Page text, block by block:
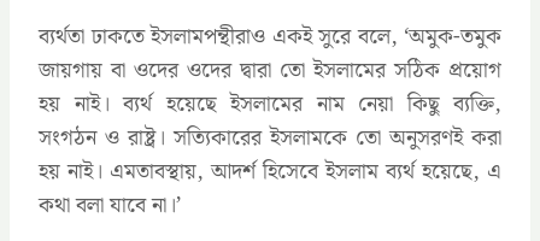
ব্যর্থতা ঢাকতে ইসলামপন্থীরাও একই সুরে বলে, ‘অমুক-তমুক
জায়গায় বা ওদের ওদের দ্বারা তো ইসলামের সঠিক প্রয়োগ
হয় নাই। ব্যর্থ হয়েছে ইসলামের নাম নেয়া কিছু ব্যক্তি,
সংগঠন ও রাষ্ট্র। সত্যিকারের ইসলামকে তো অনুসরণই করা
হয় নাই। এমতাবস্থায়, আদর্শ হিসেবে ইসলাম ব্যর্থ হয়েছে, এ
কথা বলা যাবে না।’